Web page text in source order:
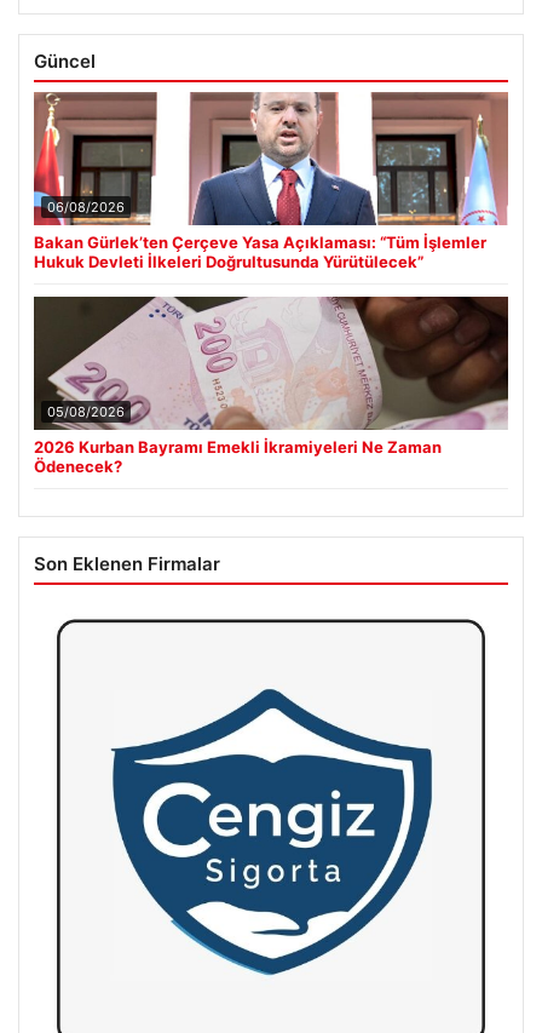
Güncel
06/08/2026
Bakan Gürlek’ten Çerçeve Yasa Açıklaması: “Tüm İşlemler
Hukuk Devleti İlkeleri Doğrultusunda Yürütülecek”
05/08/2026
2026 Kurban Bayramı Emekli İkramiyeleri Ne Zaman
Ödenecek?
Son Eklenen Firmalar